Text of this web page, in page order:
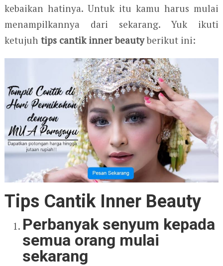
kebaikan hatinya. Untuk itu kamu harus mulai
menampilkannya dari sekarang. Yuk ikuti
ketujuh tips cantik inner beautyberikut ini:
Tips Cantik Inner Beauty
Perbanyak senyum kepada
semua orang mulai
sekarang